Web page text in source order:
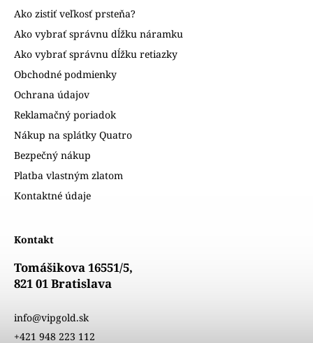
Ako zistiť veľkosť prsteňa?
Ako vybrať správnu dĺžku náramku
Ako vybrať správnu dĺžku retiazky
Obchodné podmienky
Ochrana údajov
Reklamačný poriadok
Nákup na splátky Quatro
Bezpečný nákup
Platba vlastným zlatom
Kontaktné údaje
Kontakt
Tomášikova 16551/5,
821 01 Bratislava
info@vipgold.sk
+421 948 223 112